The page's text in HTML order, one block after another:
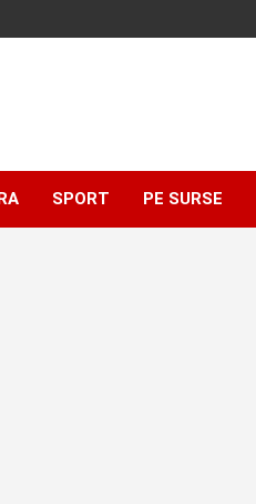
SPORT PE SURSE